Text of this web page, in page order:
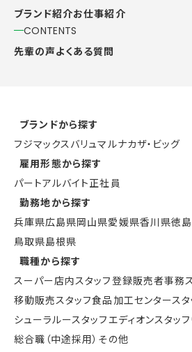
ブランド紹介お仕事紹介
CONTENTS
先輩の声よくある質問
ブランドから探す
フジマックスバリュマルナカザ・ビッグ
雇用形態から探す
パートアルバイト正社員
勤務地から探す
兵庫県広島県岡山県愛媛県香川県徳
鳥取県島根県
職種から探す
スーパー店内スタッフ登録販売者事務
移動販売スタッフ食品加工センタースタ
シューラルースタッフエディオンスタッフ
総合職（中途採用） その他